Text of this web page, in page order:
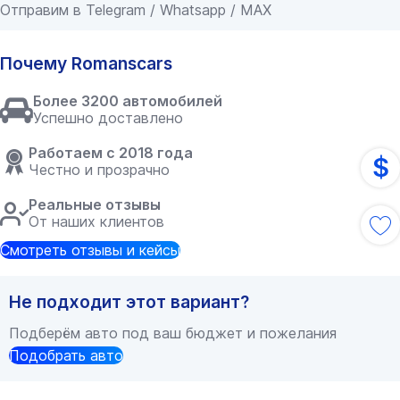
Отправим в Telegram / Whatsapp / MAX
Почему Romanscars
Более 3200 автомобилей
Успешно доставлено
Работаем с 2018 года
Честно и прозрачно
Реальные отзывы
От наших клиентов
Смотреть отзывы и кейсы
Не подходит этот вариант?
Подберём авто под ваш бюджет и пожелания
Подобрать авто
$